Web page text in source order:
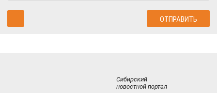
Сибирский
новостной портал